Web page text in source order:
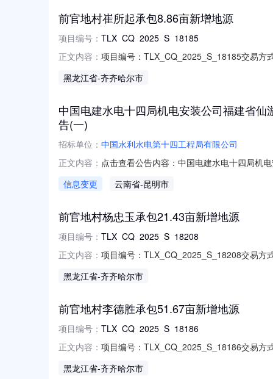
前官地村崔所起承包8.86亩新增地源
项目编号： TLX_CQ_2025_S_18185
正文内容： 项目编号：TLX_CQ_2025_S_18185交易方
限：2025-01-01至2025-12-31项目编号：
黑龙江省-齐齐哈尔市
中国电建水电十四局机电安装公司福建省
告(一)
招标单位： 中国水利水电第十四工程局有限公司
正文内容： 点击查看公告内容：中国电建水电十四局机
信息变更
云南省-昆明市
前官地村杨忠玉承包21.43亩新增地源
项目编号： TLX_CQ_2025_S_18208
正文内容： 项目编号：TLX_CQ_2025_S_18208交易方
期限：2025-01-01至2025-12-31项目编号
黑龙江省-齐齐哈尔市
前官地村李德胜承包51.67亩新增地源
项目编号： TLX_CQ_2025_S_18186
正文内容： 项目编号：TLX_CQ_2025_S_18186交易方
期限：2025-01-01至2025-12-31项目编号
黑龙江省-齐齐哈尔市